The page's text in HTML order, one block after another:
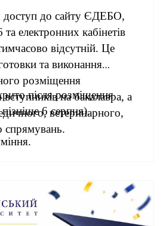
доступ до сайту ЄДЕБО,
електронних кабінетів
відсутній. Це
та виконання
розміщення
на бакалавра, а
ветеринарного,
спрямувань.
після розміщення
6 серпня).